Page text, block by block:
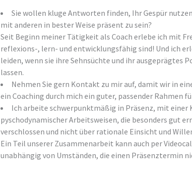
Sie wollen kluge Antworten finden, Ihr Gespür
mit anderen in bester Weise präsent zu sein?
Seit Beginn meiner Tätigkeit als Coach erlebe ich mit
reflexions-, lern- und entwicklungsfähig sind! Und ich
leiden, wenn sie ihre Sehnsüchte und ihr ausgeprägtes
lassen.
Nehmen Sie gern Kontakt zu mir auf, damit wir in
ein Coaching durch mich ein guter, passender Rahmen
Ich arbeite schwerpunktmäßig in Präsenz, mit
pyschodynamischer Arbeitsweisen, die besonders gut
verschlossen und nicht über rationale Einsicht und
Ein Teil unserer Zusammenarbeit kann auch per
unabhängig von Umständen, die einen Präsenztermin